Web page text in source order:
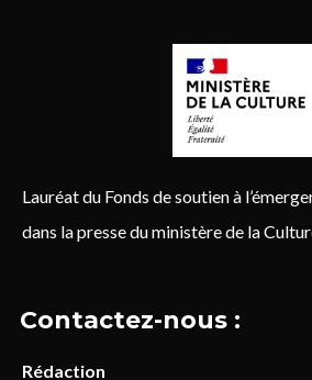
Lauréat du Fonds de soutien à
dans la presse du ministère de la
Contactez-nous :
Rédaction